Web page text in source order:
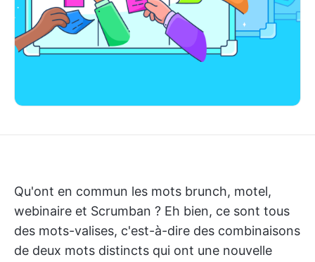
Qu'ont en commun les mots brunch, motel,
webinaire et Scrumban ? Eh bien, ce sont tous
des mots-valises, c'est-à-dire des combinaisons
de deux mots distincts qui ont une nouvelle